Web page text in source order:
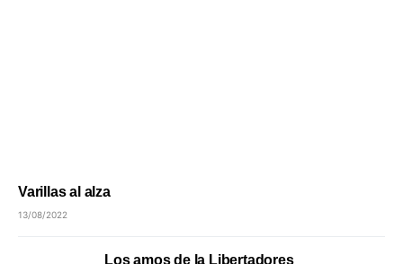
Varillas al alza
13/08/2022
Los amos de la Libertadores